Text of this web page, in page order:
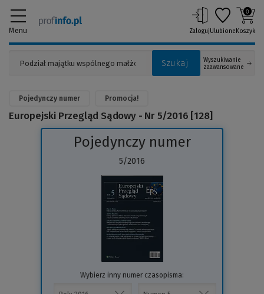
Menu
Szukaj
Wyszukiwanie
zaawansowane
ZalogujUlubione
0
Koszyk
Pojedynczy numer Promocja!
Europejski Przegląd Sądowy - Nr 5/2016 [128]
Pojedynczy numer
5/2016
(Link
do
innej
Wybierz inny numer czasopisma: